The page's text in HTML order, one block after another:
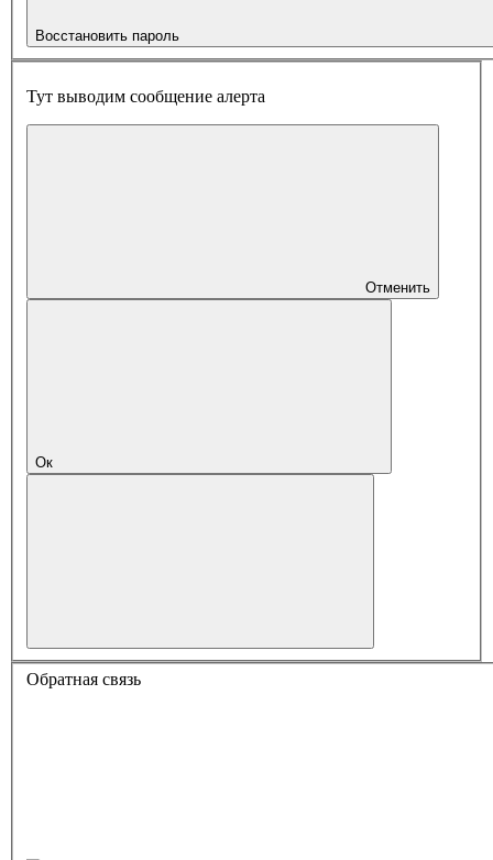
Восстановить пароль
Тут выводим сообщение алерта
Отменить
Ок
Обратная связь